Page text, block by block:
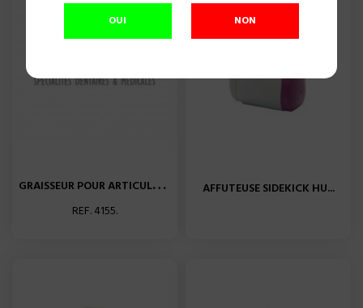
OUI NON
G
RAISSEUR POUR ARTICULATION...
REF. 4155.
AFFUTEUSE SIDEKICK HU...